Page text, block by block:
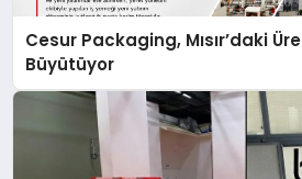
Cesur Packaging, Mısır’daki
Büyütüyor